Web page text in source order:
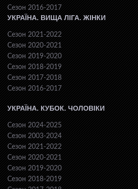
Сезон 2016-2017
УКРАЇНА. ВИЩА ЛІГА. ЖІНКИ
Сезон 2021-2022
Сезон 2020-2021
Сезон 2019-2020
Сезон 2018-2019
Сезон 2017-2018
Сезон 2016-2017
УКРАЇНА. КУБОК. ЧОЛОВІКИ
Сезон 2024-2025
Сезон 2003-2024
Сезон 2021-2022
Сезон 2020-2021
Сезон 2019-2020
Сезон 2018-2019